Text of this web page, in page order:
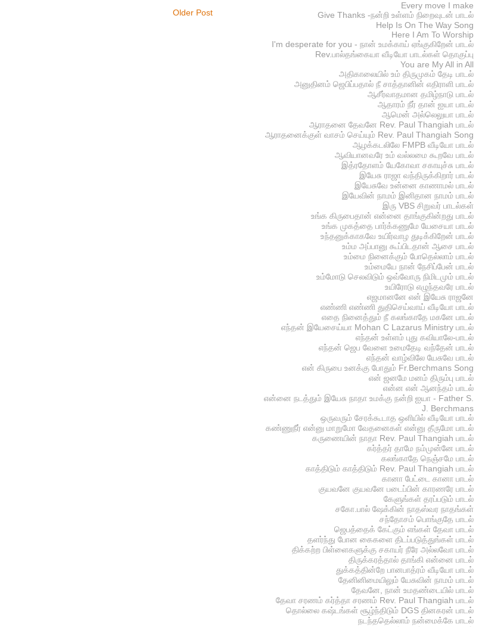
Older Post
Every move I make
Give Thanks -நன்றி உள்ளம் நிறைவுடன் பாடல்
Help Is On The Way Song
Here I Am To Worship
I'm desperate for you - நான் உமக்காய் ஏங்குகிறேன் பாடல்
Rev.பால்தங்கையா வீடியோ பாடல்கள் தொகுப்பு
You are My All in All
அதிகாலையில் உம் திருமுகம் தேடி பாடல்
அனுதினம் ஜெபிப்பதால் நீ சாத்தானின் எதிராளி பாடல்
ஆசீர்வாதமான தமிழ்நாடு பாடல்
ஆதாரம் நீர் தான் ஐயா பாடல்
ஆமென் அல்லெலுயா பாடல்
ஆராதனை தேவனே Rev. Paul Thangiah பாடல்
ஆராதனைக்குள் வாசம் செய்யும் Rev. Paul Thangiah Song
ஆழக்கடலிலே FMPB வீடியோ பாடல்
ஆவியானவரே உம் வல்லமை கூறவே பாடல்
இத்ரதோளம் யேகோவா சகாயுச்சு பாடல்
இயேசு ராஜா வந்திருக்கிறார் பாடல்
இயேசுவே உன்னை காணாமல் பாடல்
இயேவின் நாமம் இனிதான நாமம் பாடல்
இரு VBS சிறுவர் பாடல்கள்
உங்க கிருபைதான் என்னை தாங்குகின்றது பாடல்
உங்க முகத்தை பார்க்கணுமே யேசையா பாடல்
உந்தனுக்காகவே உயிர்வாழ துடிக்கிறேன் பாடல்
உம்ம அப்பானு கூப்பிடதான் ஆசை பாடல்
உம்மை நினைக்கும் போதெல்லாம் பாடல்
உம்மையே நான் நேசிப்பேன் பாடல்
உம்மோடு செலவிடும் ஒவ்வோரு நிமிடமும் பாடல்
உயிரோடு எழுந்தவரே பாடல்
எஜமானனே என் இயேசு ராஜனே
எண்ணி எண்ணி துதிசெய்வாய் வீடியோ பாடல்
எதை நினைத்தும் நீ கலங்காதே மகனே பாடல்
எந்தன் இயேசைய்யா Mohan C Lazarus Ministry பாடல்
எந்தன் உள்ளம் புது கவியாலே-பாடல்
எந்தன் ஜெப வேளை உமைதேடி வந்தேன் பாடல்
எந்தன் வாழ்விலே யேசுவே பாடல்
என் கிருபை உனக்கு போதும் Fr.Berchmans Song
என் ஜனமே மனம் திரும்பு பாடல்
என்ன என் ஆனந்தம் பாடல்
என்னை நடத்தும் இயேசு நாதா உமக்கு நன்றி ஐயா - Father S.
J. Berchmans
ஒருவரும் சேரக்கூடாத ஒளியில் வீடியோ பாடல்
கண்ணுநீர் என்னு மாறுமோ வேதனைகள் என்னு தீருமோ பாடல்
கருணையின் நாதா Rev. Paul Thangiah பாடல்
கர்த்தர் தாமே நம்முன்னே பாடல்
கலங்காதே நெஞ்சமே பாடல்
காத்திடும் காத்திடும் Rev. Paul Thangiah பாடல்
கானா பேட்டை கானா பாடல்
குயவனே குயவனே படைப்பின் காரணரே பாடல்
கேளுங்கள் தரப்படும் பாடல்
சகோ.பால் ஷேக்கின் நாதஸ்வர நாதங்கள்
சந்தோசம் பொங்குதே பாடல்
ஜெபத்தைக் கேட்கும் எங்கள் தேவா பாடல்
தளர்ந்து போன கைகளை திடப்படுத்துங்கள் பாடல்
திக்கற்ற பிள்ளைகளுக்கு சகாயர் நீரே அல்லவோ பாடல்
திருக்கரத்தால் தாங்கி என்னை பாடல்
துக்கத்தின்றே பானபாத்ரம் வீடியோ பாடல்
தேனினிமையிலும் யேசுவின் நாமம் பாடல்
தேவனே, நான் உமதண்டையில் பாடல்
தேவா சரணம் கர்த்தா சரணம் Rev. Paul Thangiah பாடல்
தொல்லை கஷ்டங்கள் சூழ்ந்திடும் DGS தினகரன் பாடல்
நடந்ததெல்லாம் நன்மைக்கே பாடல்